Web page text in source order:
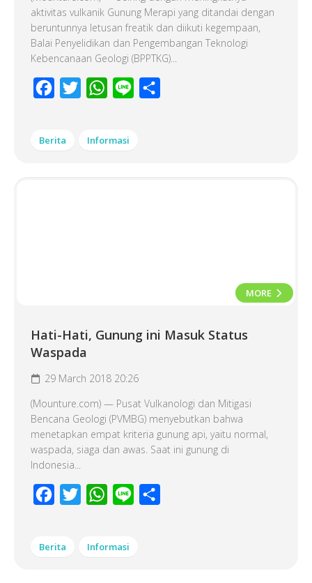
aktivitas vulkanik Gunung Merapi yang ditandai dengan
beruntunnya letusan freatik dan diikuti kegempaan,
Balai Penyelidikan dan Pengembangan Teknologi
Kebencanaan Geologi (BPPTKG)...
Facebook
Twitter WhatsApp
Line
Berita Informasi
MORE
Hati-Hati, Gunung ini Masuk Status
Waspada
29 March 2018 20:26
(Mounture.com) — Pusat Vulkanologi dan Mitigasi
Bencana Geologi (PVMBG) menyebutkan bahwa
menetapkan empat kriteria gunung api, yaitu normal,
waspada, siaga dan awas. Saat ini gunung di
Indonesia...
Facebook
Twitter WhatsApp
Line
Berita Informasi